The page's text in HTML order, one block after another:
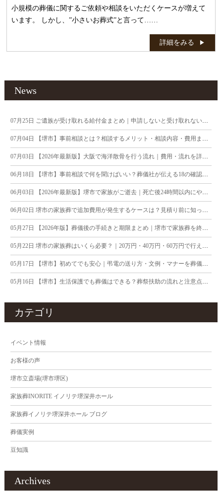
小規模の葬儀に関するご依頼や相談をいただくケースが増えて
います。 しかし、”小さいお葬式”と言って……
詳細をみる
News
07月25日 ご遺族が受け取れる給付金まとめ｜申請しないと受け取れないお金にご注意
07月04日 【堺市】事前相談とは？相談するメリット・相談内容・費用まで葬儀社が徹底解説
07月03日 【2026年最新版】大阪で海洋散骨を行う流れ｜費用・流れを詳しく解説
06月18日 【堺市】事前相談で何を聞けばいい？葬儀社が伝える18の確認ポイント
06月03日 【2026年最新版】堺市で家族がご逝去｜死亡後24時間以内にやるべきこと
06月02日 堺市の家族葬で追加費用が発生するケースは？見積り前に知っておきたいポイント
05月27日 【2026年版】葬儀後の手続きと期限まとめ｜堺市で家族葬を終えたご遺族へ
05月22日 堺市の家族葬はいくら必要？｜20万円・40万円・60万円で行える内容の違い
05月17日 【堺市】初めてでも安心｜弔電の送り方・文例・マナーを葬儀社が解説
05月16日 【堺市】生活保護でも葬儀はできる？葬祭扶助の流れと注意点を葬儀社が解説
カテゴリ
イベント情報
お客様の声
堺市立斎場(堺市堺区)
家族葬INORITE イノリテ堺深井ホール
家族葬イノリテ堺深井ホール ブログ
葬儀実例
豆知識
Archives